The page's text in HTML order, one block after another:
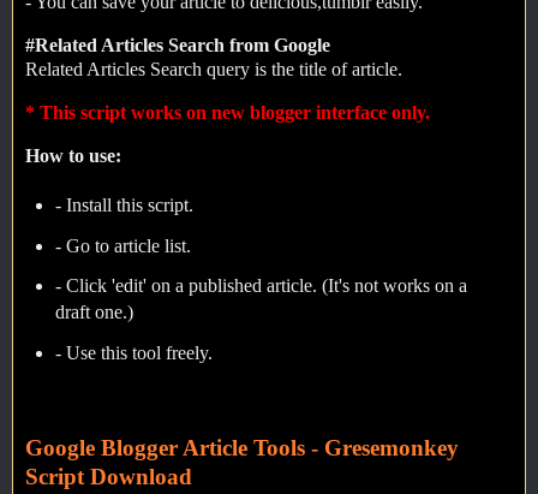
#Related Articles Search from Google
Related Articles Search query is the title of article.
* This script works on new blogger interface only.
How to use:
- Install this script.
- Go to article list.
- Click 'edit' on a published article. (It's not works on a
draft one.)
- Use this tool freely.
Google Blogger Article Tools - Gresemonkey
Script Download